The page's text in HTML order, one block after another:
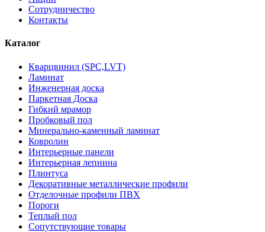
Сотрудничество
Контакты
Каталог
Кварцвинил (SPC,LVT)
Ламинат
Инженерная доска
Паркетная Доска
Гибкий мрамор
Пробковый пол
Минерально-каменный ламинат
Ковролин
Интерьерные панели
Интерьерная лепнина
Плинтуса
Декоративные металлические профили
Отделочные профили ПВХ
Пороги
Теплый пол
Сопутствующие товары